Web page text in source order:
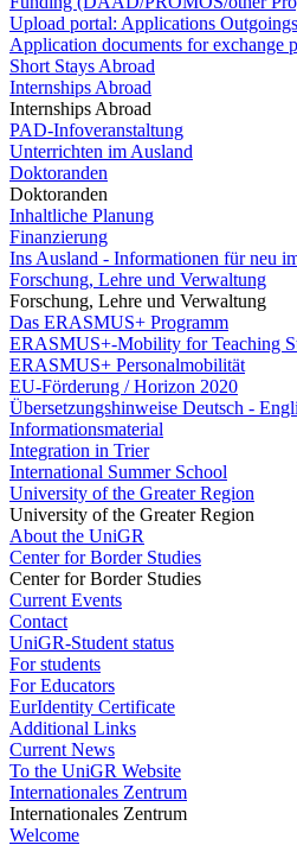
Upload portal: Applications Outgoings
Application documents for exchange
Short Stays Abroad
Internships Abroad
Internships Abroad
PAD-Infoveranstaltung
Unterrichten im Ausland
Doktoranden
Doktoranden
Inhaltliche Planung
Finanzierung
Ins Ausland - Informationen für neu
Forschung, Lehre und Verwaltung
Forschung, Lehre und Verwaltung
Das ERASMUS+ Programm
ERASMUS+-Mobility for Teaching
ERASMUS+ Personalmobilität
EU-Förderung / Horizon 2020
Übersetzungshinweise Deutsch -
Informationsmaterial
Integration in Trier
International Summer School
University of the Greater Region
University of the Greater Region
About the UniGR
Center for Border Studies
Center for Border Studies
Current Events
Contact
UniGR-Student status
For students
For Educators
EurIdentity Certificate
Additional Links
Current News
To the UniGR Website
Internationales Zentrum
Internationales Zentrum
Welcome